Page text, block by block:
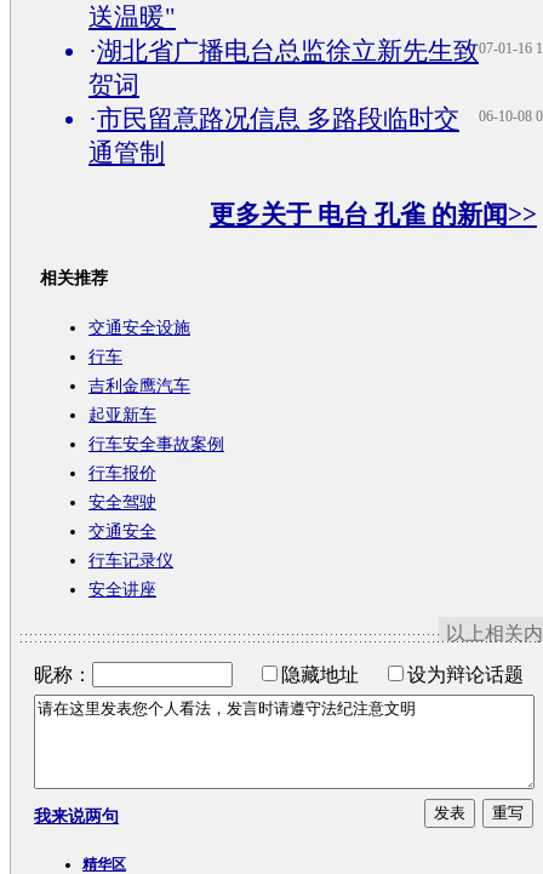
送温暖"
07-01-16
·湖北省广播电台总监徐立新先生致
贺词
06-10-08
·市民留意路况信息 多路段临时交
通管制
更多关于 电台 孔雀 的新闻>>
相关推荐
交通安全设施
行车
吉利金鹰汽车
起亚新车
行车安全事故案例
行车报价
安全驾驶
交通安全
行车记录仪
安全讲座
以上相关
昵称：
隐藏地址 设为辩论话题
我来说两句
精华区